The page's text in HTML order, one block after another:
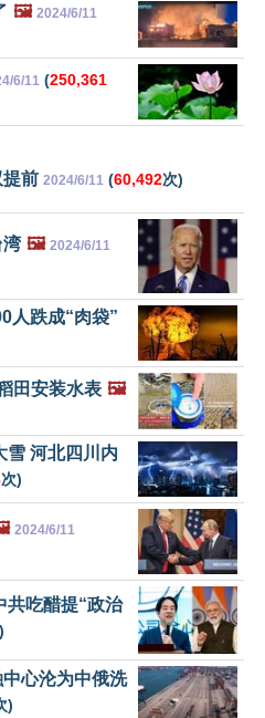
🖼️ 2024/6/11
6/11 (250,361
前 2024/6/11 (60,492次)
湾 🖼️ 2024/6/11
人跌成“肉袋”
田安装水表 🖼️
雪 河北四川内
次)
2024/6/11
共吃醋提“政治
心沦为中俄洗
)